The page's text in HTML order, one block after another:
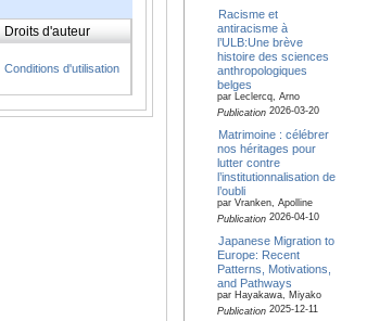
Droits d'auteur
Conditions d'utilisation
Racisme et
antiracisme à
l’ULB:Une brève
histoire des sciences
anthropologiques
belges
par Leclercq, Arno
Publication2026-03-20
Matrimoine : célébrer
nos héritages pour
lutter contre
l’institutionnalisation de
l’oubli
par Vranken, Apolline
Publication2026-04-10
Japanese Migration to
Europe: Recent
Patterns, Motivations,
and Pathways
par Hayakawa, Miyako
Publication2025-12-11